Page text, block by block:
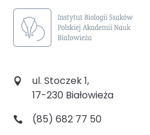
ul. Stoczek 1,
17-230 Białowieża
(85) 682 77 50